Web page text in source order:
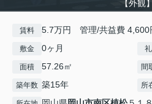
【外観】
賃料 5.7万円 管理/共益費 4,600
敷金 0ヶ月
面積 57.26㎡ 間
築年数 築15年 所